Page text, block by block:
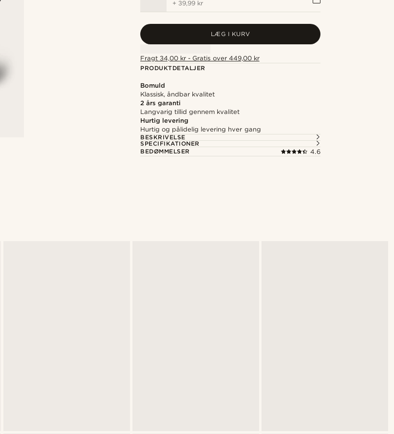
+ 39,99 kr
LÆG I KURV
Fragt 34,00 kr - Gratis over 449,00 kr
PRODUKTDETALJER
Bomuld
Klassisk, åndbar kvalitet
2 års garanti
Langvarig tillid gennem kvalitet
Hurtig levering
Hurtig og pålidelig levering hver gang
BESKRIVELSE
SPECIFIKATIONER
BEDØMMELSER
4.6